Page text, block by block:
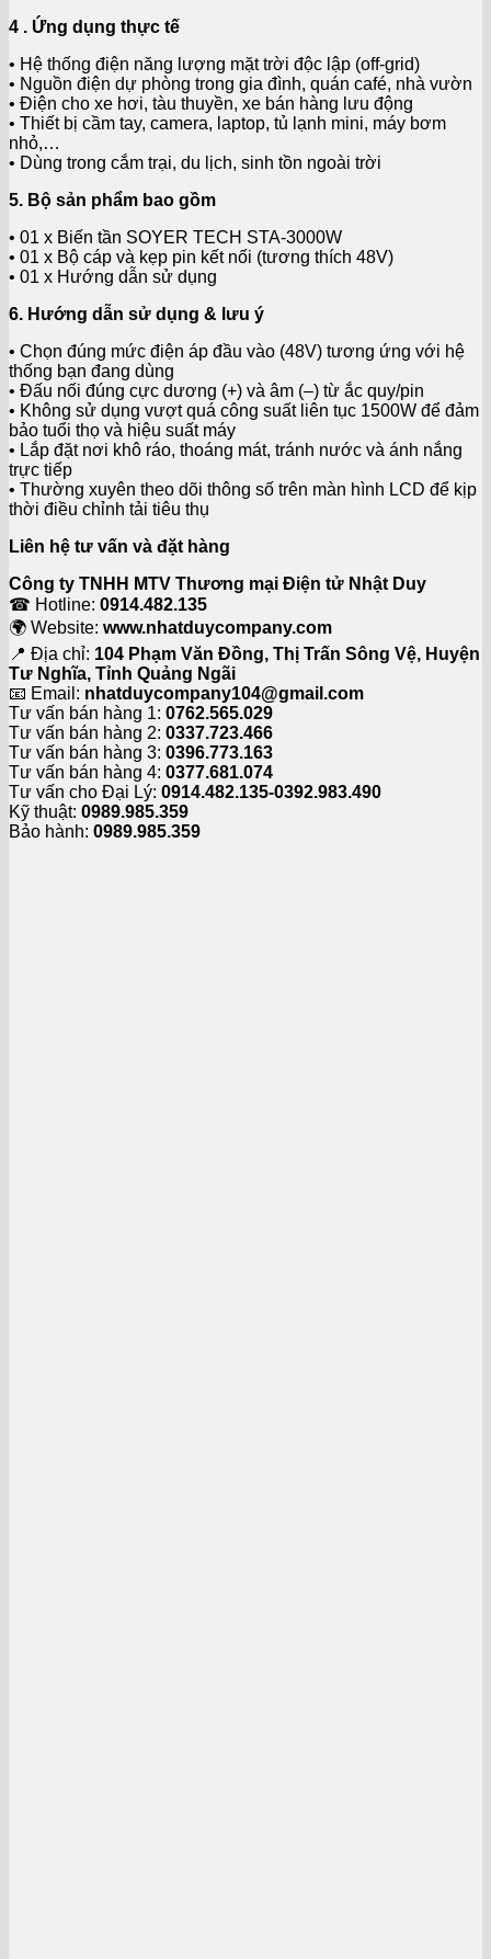
4 . Ứng dụng thực tế
• Hệ thống điện năng lượng mặt trời độc lập (off-grid)
• Nguồn điện dự phòng trong gia đình, quán café, nhà vườn
• Điện cho xe hơi, tàu thuyền, xe bán hàng lưu động
• Thiết bị cầm tay, camera, laptop, tủ lạnh mini, máy bơm
nhỏ,…
• Dùng trong cắm trại, du lịch, sinh tồn ngoài trời
5. Bộ sản phẩm bao gồm
• 01 x Biến tần SOYER TECH STA-3000W
• 01 x Bộ cáp và kẹp pin kết nối (tương thích 48V)
• 01 x Hướng dẫn sử dụng
6. Hướng dẫn sử dụng & lưu ý
• Chọn đúng mức điện áp đầu vào (48V) tương ứng với hệ
thống bạn đang dùng
• Đấu nối đúng cực dương (+) và âm (–) từ ắc quy/pin
• Không sử dụng vượt quá công suất liên tục 1500W để đảm
bảo tuổi thọ và hiệu suất máy
• Lắp đặt nơi khô ráo, thoáng mát, tránh nước và ánh nắng
trực tiếp
• Thường xuyên theo dõi thông số trên màn hình LCD để kịp
thời điều chỉnh tải tiêu thụ
Liên hệ tư vấn và đặt hàng
Công ty TNHH MTV Thương mại Điện tử Nhật Duy
☎ Hotline: 0914.482.135
🌍 Website: www.nhatduycompany.com
📍 Địa chỉ: 104 Phạm Văn Đồng, Thị Trấn Sông Vệ, Huyện
Tư Nghĩa, Tỉnh Quảng Ngãi
📧 Email: nhatduycompany104@gmail.com
Tư vấn bán hàng 1: 0762.565.029
Tư vấn bán hàng 2: 0337.723.466
Tư vấn bán hàng 3: 0396.773.163
Tư vấn bán hàng 4: 0377.681.074
Tư vấn cho Đại Lý: 0914.482.135-0392.983.490
Kỹ thuật: 0989.985.359
Bảo hành: 0989.985.359